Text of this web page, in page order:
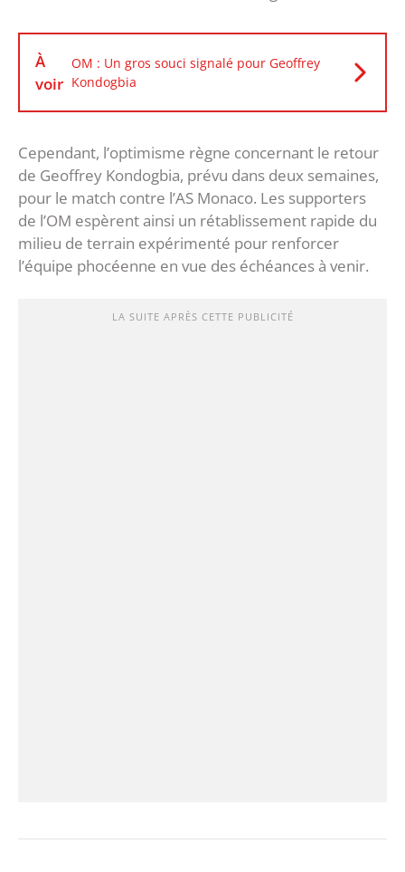
À
voir
OM : Un gros souci signalé pour Geoffrey
Kondogbia
Cependant, l’optimisme règne concernant le retour
de Geoffrey Kondogbia, prévu dans deux semaines,
pour le match contre l’AS Monaco. Les supporters
de l’OM espèrent ainsi un rétablissement rapide du
milieu de terrain expérimenté pour renforcer
l’équipe phocéenne en vue des échéances à venir.
LA SUITE APRÈS CETTE PUBLICITÉ